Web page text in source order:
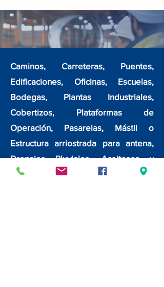
Caminos, Carreteras, Puentes,
Edificaciones, Oficinas, Escuelas,
Bodegas, Plantas Industriales,
Cobertizos, Plataformas de
Operación, Pasarelas, Mástil o
Estructura arriostrada para antena,
Drenajes Pluviales, Aceitosos y
Sanitarios, Cárcamos de Captación y